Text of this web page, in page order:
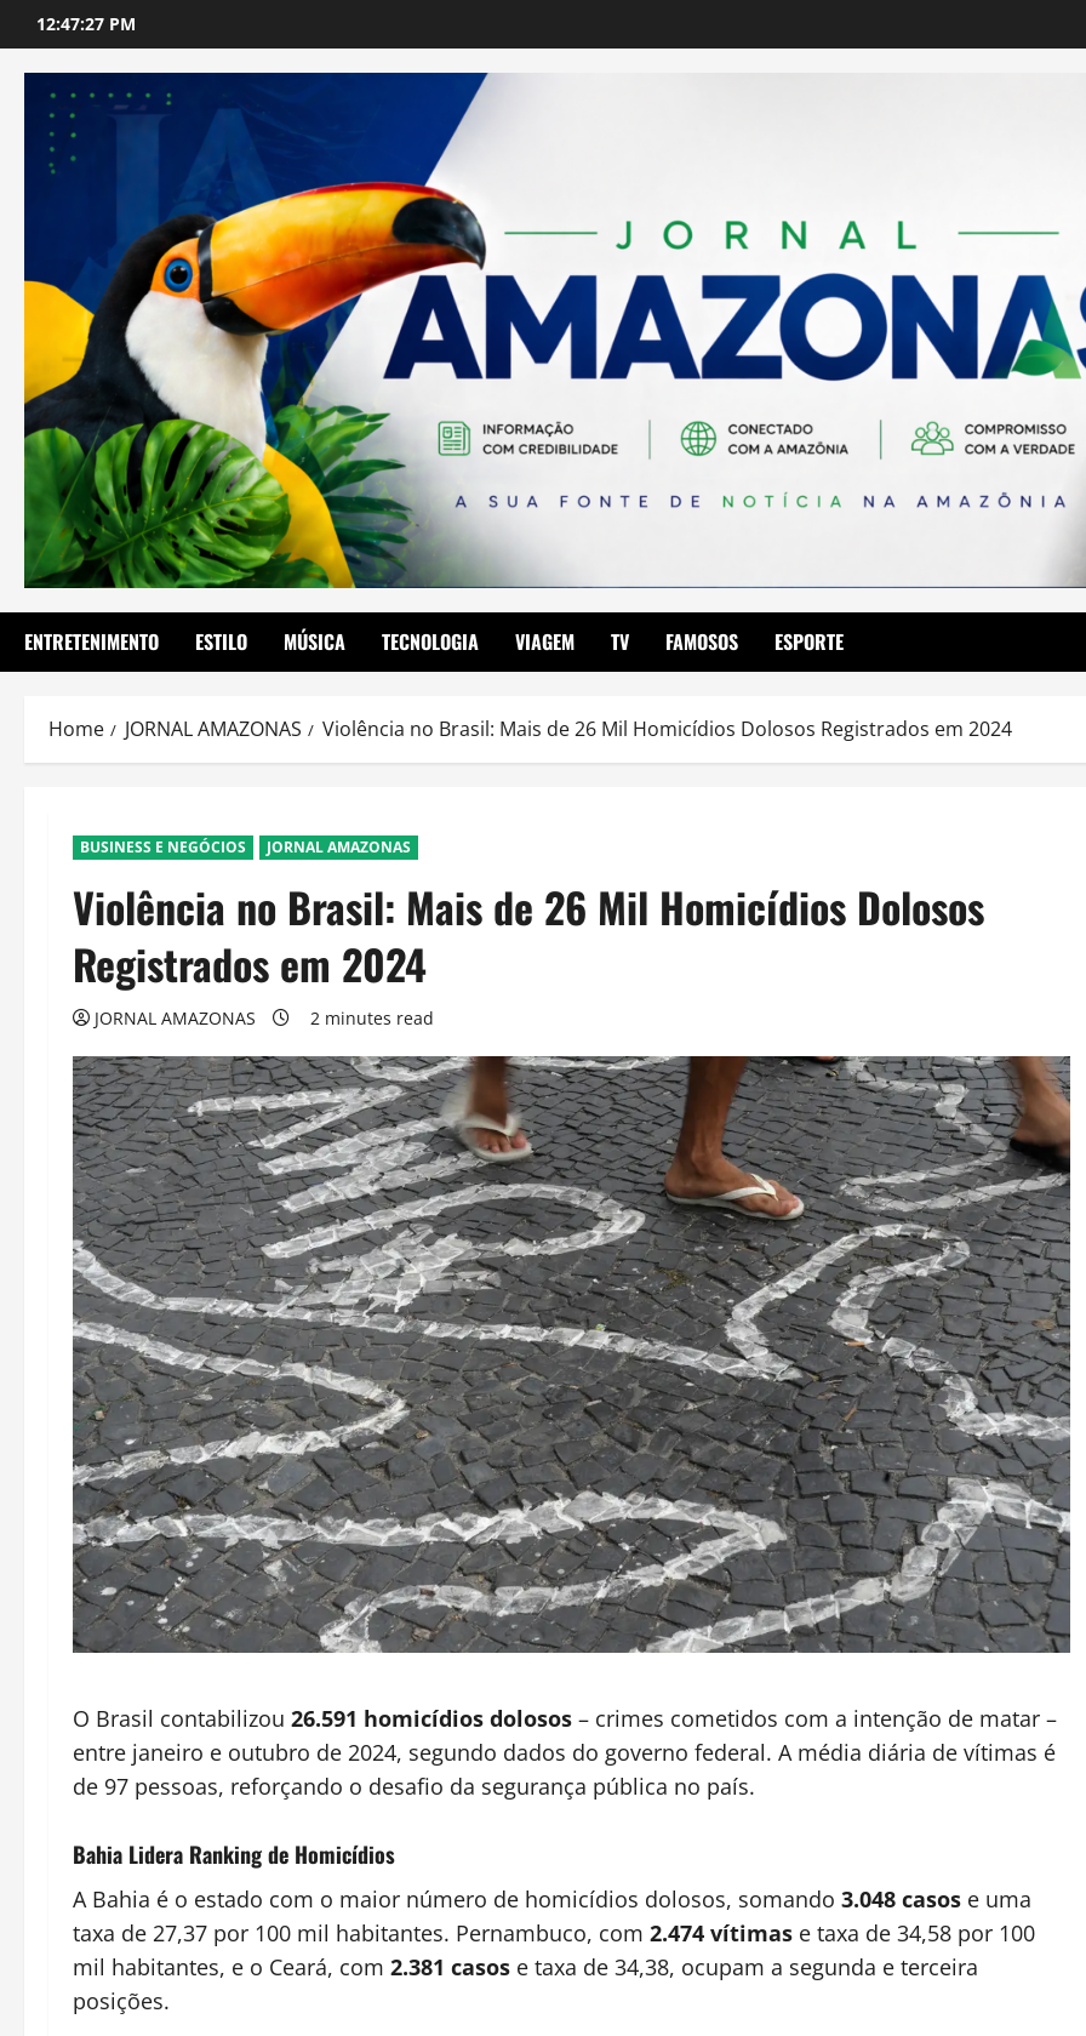
to
content
12:47:28 PM
ENTRETENIMENTO ESTILO MÚSICA TECNOLOGIA VIAGEM TV FAMOSOS ESPORTE
Home JORNAL AMAZONAS Violência no Brasil: Mais de 26 Mil Homicídios Dolosos Registrados em 2024
BUSINESS E NEGÓCIOS JORNAL AMAZONAS
Violência no Brasil: Mais de 26 Mil Homicídios Dolosos
Registrados em 2024
JORNAL AMAZONAS 2 minutes read
O Brasil contabilizou 26.591 homicídios dolosos – crimes cometidos com a intenção de matar –
entre janeiro e outubro de 2024, segundo dados do governo federal. A média diária de vítimas é
de 97 pessoas, reforçando o desafio da segurança pública no país.
Bahia Lidera Ranking de Homicídios
A Bahia é o estado com o maior número de homicídios dolosos, somando 3.048 casos e uma
taxa de 27,37 por 100 mil habitantes. Pernambuco, com 2.474 vítimas e taxa de 34,58 por 100
mil habitantes, e o Ceará, com 2.381 casos e taxa de 34,38, ocupam a segunda e terceira
posições.